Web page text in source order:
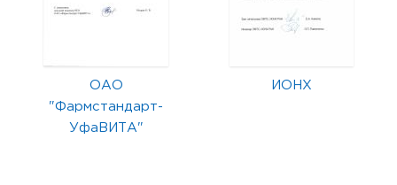
ОАО
"Фармстандарт-
УфаВИТА"
ИОНХ